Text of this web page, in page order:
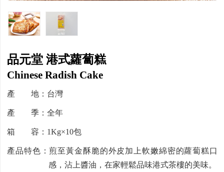
品元堂 港式蘿蔔糕
Chinese Radish Cake
產 地：台灣
產 季：全年
箱 容：1Kg×10包
產品特色：煎至黃金酥脆的外皮加上軟嫩綿密的蘿蔔糕口
感，沾上醬油，在家輕鬆品味港式茶樓的美味。